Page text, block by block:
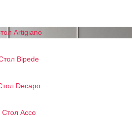
Artigiano
Bipede
Decapo
Стол Acco